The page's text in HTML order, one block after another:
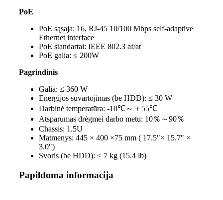
PoE
PoE sąsaja: 16, RJ-45 10/100 Mbps self-adaptive
Ethernet interface
PoE standartai: IEEE 802.3 af/at
PoE galia: ≤ 200W
Pagrindinis
Galia: ≤ 360 W
Energijos suvartojimas (be HDD): ≤ 30 W
Darbinė temperatūra: -10℃～＋55℃
Atsparumas drėgmei darbo metu: 10％～90％
Chassis: 1.5U
Matmenys: 445 × 400 ×75 mm ( 17.5″× 15.7″ ×
3.0″)
Svoris (be HDD): ≤ 7 kg (15.4 lb)
Papildoma informacija